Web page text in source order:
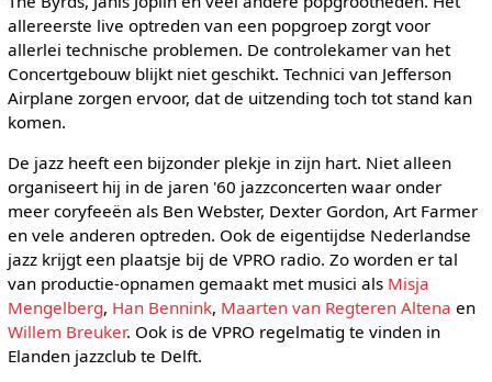
allereerste live optreden van een popgroep zorgt voor
allerlei technische problemen. De controlekamer van het
Concertgebouw blijkt niet geschikt. Technici van Jefferson
Airplane zorgen ervoor, dat de uitzending toch tot stand kan
komen.
De jazz heeft een bijzonder plekje in zijn hart. Niet alleen
organiseert hij in de jaren '60 jazzconcerten waar onder
meer coryfeeën als Ben Webster, Dexter Gordon, Art Farmer
en vele anderen optreden. Ook de eigentijdse Nederlandse
jazz krijgt een plaatsje bij de VPRO radio. Zo worden er tal
van productie-opnamen gemaakt met musici als Misja
Mengelberg, Han Bennink, Maarten van Regteren Altena en
Willem Breuker. Ook is de VPRO regelmatig te vinden in
Elanden jazzclub te Delft.